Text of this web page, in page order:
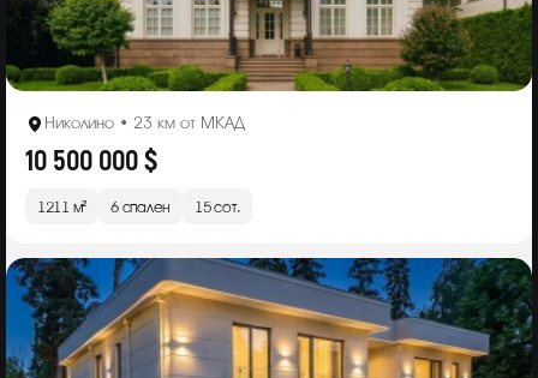
Николино • 23 км от МКАД
10 500 000 $
1211 м² 6 спален 15 сот.